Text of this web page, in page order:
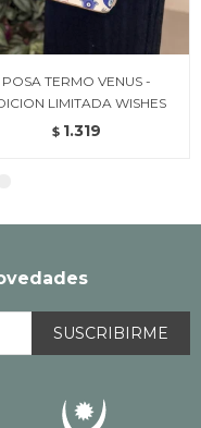
POSA TERMO VENUS -
LIMITADA WISHES
$ 1.319
SUSCRIBIRME